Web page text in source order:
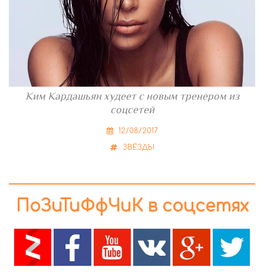
Ким Кардашьян худеет с новым тренером из
соцсетей
12/08/2017
ЗВЁЗДЫ
ПоЗиТиФфЧиК в соцсетях